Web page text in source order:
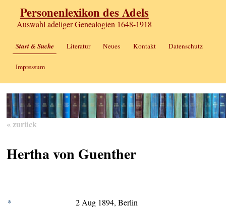
Personenlexikon des Adels
Auswahl adeliger Genealogien 1648-1918
Start & Suche Literatur Neues Kontakt Datenschutz
Impressum
« zurück
Hertha von Guenther
*
2 Aug 1894, Berlin